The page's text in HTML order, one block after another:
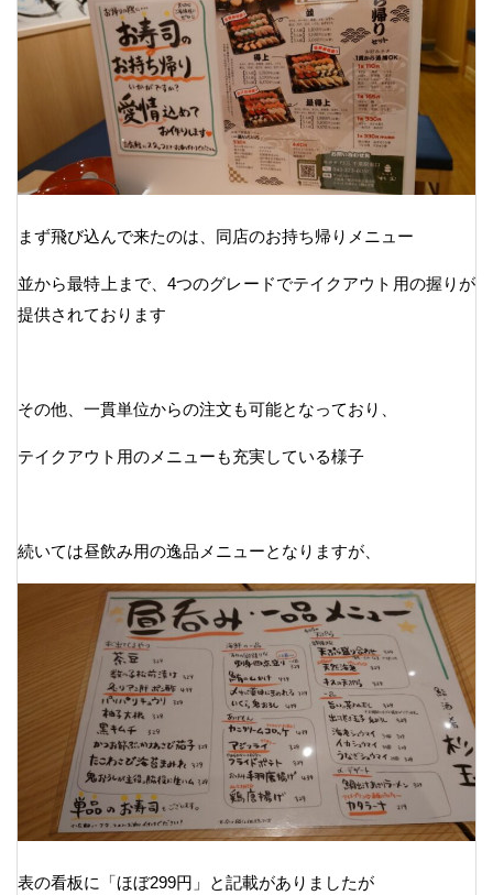
まず飛び込んで来たのは、同店のお持ち帰りメニュー
並から最特上まで、4つのグレードでテイクアウト用の握りが
提供されております
その他、一貫単位からの注文も可能となっており、
テイクアウト用のメニューも充実している様子
続いては昼飲み用の逸品メニューとなりますが、
表の看板に「ほぼ299円」と記載がありましたが